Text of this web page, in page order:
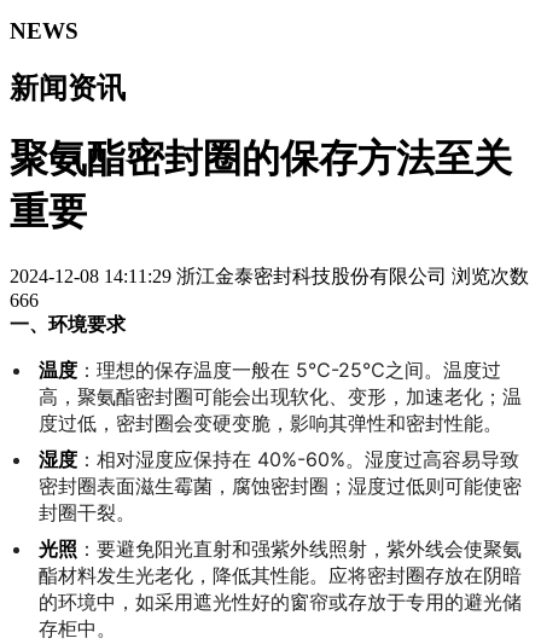
NEWS
新闻资讯
聚氨酯密封圈的保存方法至关
重要
2024-12-08 14:11:29 浙江金泰密封科技股份有限公司 浏览次数
666
一、环境要求
温度 ：理想的保存温度一般在 5℃-25℃之间。温度过
高，聚氨酯密封圈可能会出现软化、变形，加速老化；温
度过低，密封圈会变硬变脆，影响其弹性和密封性能。
湿度 ：相对湿度应保持在 40%-60%。湿度过高容易导致
密封圈表面滋生霉菌，腐蚀密封圈；湿度过低则可能使密
封圈干裂。
光照 ：要避免阳光直射和强紫外线照射，紫外线会使聚氨
酯材料发生光老化，降低其性能。应将密封圈存放在阴暗
的环境中，如采用遮光性好的窗帘或存放于专用的避光储
存柜中。